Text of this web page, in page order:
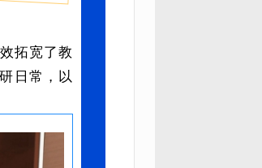
拓宽了教
日常，以